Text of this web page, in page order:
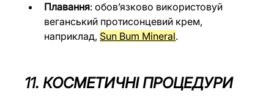
Плавання: обов’язково використовуй
веганський протисонцевий крем,
наприклад, Sun Bum Mineral.
11. КОСМЕТИЧНІ ПРОЦЕДУРИ